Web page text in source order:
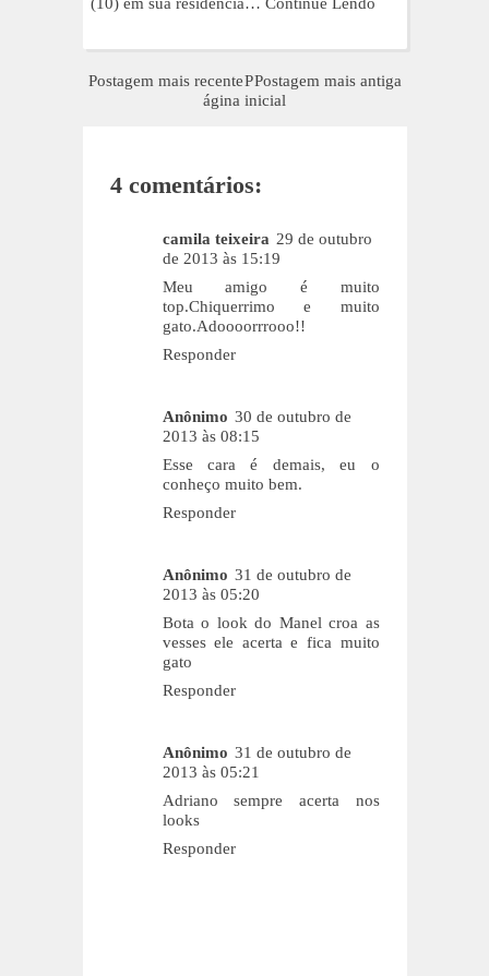
(10) em sua residência… Continue Lendo
Postagem mais recente Postagem mais antiga
P
ágina inicial
4 comentários:
camila teixeira 29 de outubro
de 2013 às 15:19
Meu amigo é muito
top.Chiquerrimo e muito
gato.Adoooorrrooo!!
Responder
Anônimo 30 de outubro de
2013 às 08:15
Esse cara é demais, eu o
conheço muito bem.
Responder
Anônimo 31 de outubro de
2013 às 05:20
Bota o look do Manel croa as
vesses ele acerta e fica muito
gato
Responder
Anônimo 31 de outubro de
2013 às 05:21
Adriano sempre acerta nos
looks
Responder